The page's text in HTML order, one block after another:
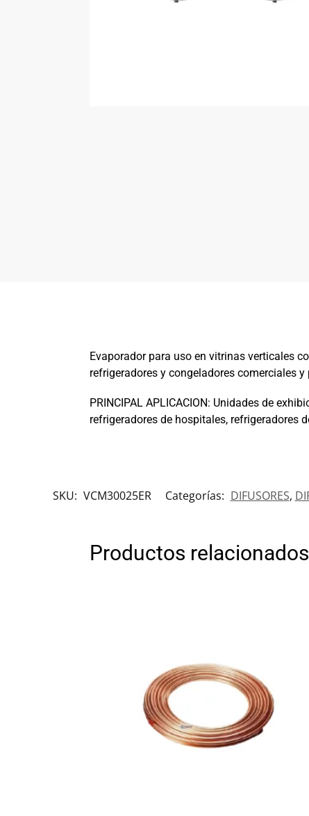
Evaporador para uso en vitrinas verticales
refrigeradores y congeladores comerciales
PRINCIPAL APLICACION: Unidades de
refrigeradores de hospitales, refrigeradores
SKU: VCM30025ER Categorías: DIFUSORES,
Productos relacionados